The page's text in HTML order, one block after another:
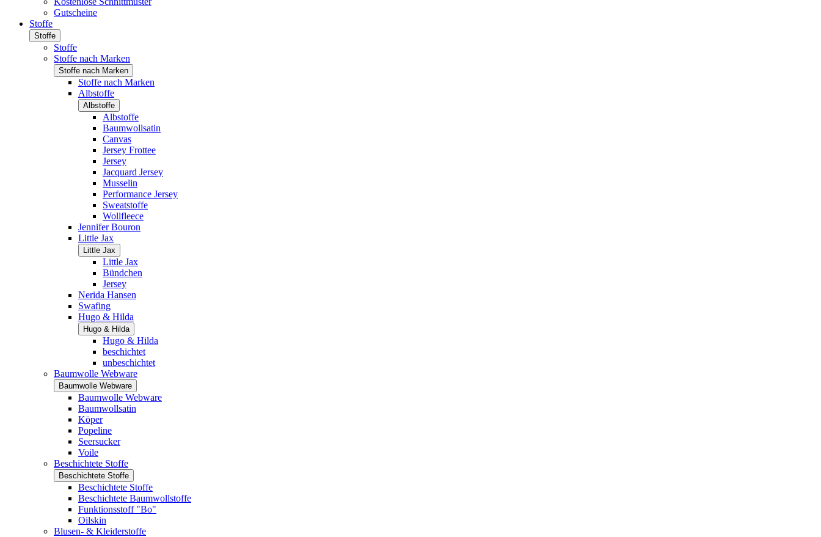
Gutscheine
Stoffe
Stoffe
Stoffe
Stoffe nach Marken
Stoffe nach Marken
Stoffe nach Marken
Albstoffe
Albstoffe
Albstoffe
Baumwollsatin
Canvas
Jersey Frottee
Jersey
Jacquard Jersey
Musselin
Performance Jersey
Sweatstoffe
Wollfleece
Jennifer Bouron
Little Jax
Little Jax
Little Jax
Bündchen
Jersey
Nerida Hansen
Swafing
Hugo & Hilda
Hugo & Hilda
Hugo & Hilda
beschichtet
unbeschichtet
Baumwolle Webware
Baumwolle Webware
Baumwolle Webware
Baumwollsatin
Köper
Popeline
Seersucker
Voile
Beschichtete Stoffe
Beschichtete Stoffe
Beschichtete Stoffe
Beschichtete Baumwollstoffe
Funktionsstoff "Bo"
Oilskin
Blusen- & Kleiderstoffe